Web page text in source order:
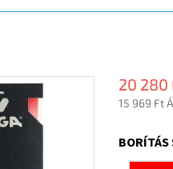
20 280
15 969 Ft
BORÍTÁS